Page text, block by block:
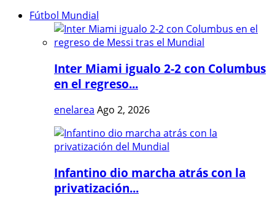
Fútbol Mundial
Inter Miami igualo 2-2 con Columbus
en el regreso...
enelarea Ago 2, 2026
Infantino dio marcha atrás con la
privatización...